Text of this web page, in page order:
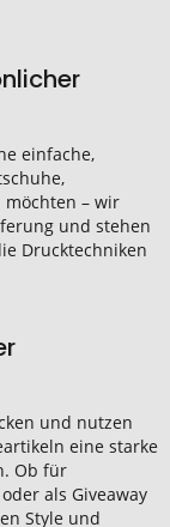
einfache,
möchten – wir
und stehen
Drucktechniken
und nutzen
eine starke
Ob für
als Giveaway
Style und